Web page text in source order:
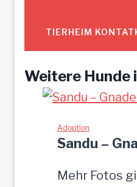
TIERHEIM
Weitere Hunde
Adoption
Sandu –
Mehr Fotos